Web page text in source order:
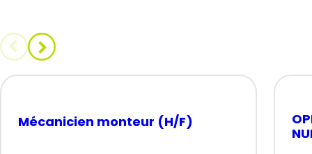
Mécanicien monteur (H/F)